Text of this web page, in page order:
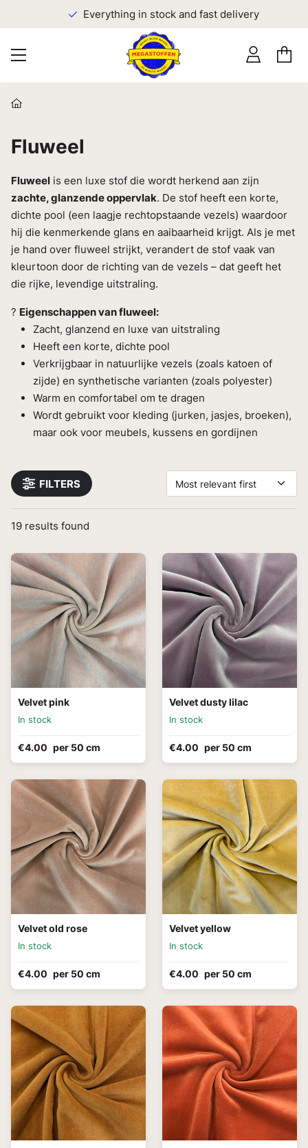
Everything in stock and fast delivery
Fluweel
Fluweel is een luxe stof die wordt herkend aan zijn
zachte, glanzende oppervlak. De stof heeft een korte,
dichte pool (een laagje rechtopstaande vezels) waardoor
hij die kenmerkende glans en aaibaarheid krijgt. Als je met
je hand over fluweel strijkt, verandert de stof vaak van
kleurtoon door de richting van de vezels – dat geeft het
die rijke, levendige uitstraling.
? Eigenschappen van fluweel:
Zacht, glanzend en luxe van uitstraling
Heeft een korte, dichte pool
Verkrijgbaar in natuurlijke vezels (zoals katoen of
zijde) en synthetische varianten (zoals polyester)
Warm en comfortabel om te dragen
Wordt gebruikt voor kleding (jurken, jasjes, broeken),
maar ook voor meubels, kussens en gordijnen
FILTERS Most relevant first
19 results found
Velvet pink
In stock
€4.00 per 50 cm
Velvet dusty lilac
In stock
€4.00 per 50 cm
Velvet old rose
In stock
€4.00 per 50 cm
Velvet yellow
In stock
€4.00 per 50 cm